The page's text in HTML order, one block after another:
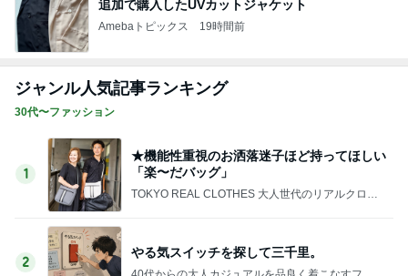
追加で購入したUVカットジャケット
Amebaトピックス 19時間前
ジャンル人気記事ランキング
30代〜ファッション
1
★機能性重視のお洒落迷子ほど持ってほしい
「楽〜だバッグ」
TOKYO REAL CLOTHES 大人世代のリアルクロー
2
やる気スイッチを探して三千里。